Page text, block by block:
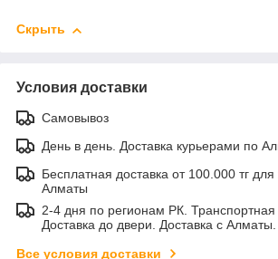
Скрыть
Условия доставки
Самовывоз
День в день. Доставка курьерами по
Бесплатная доставка от 100.000 тг
Алматы
2-4 дня по регионам РК.
Доставка до двери. Доставка с Алматы.
Все условия доставки